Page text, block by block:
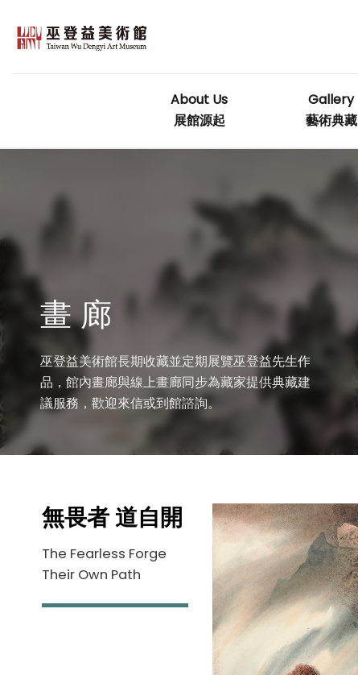
content
About Us
展館源起
Gallery
藝術典藏
畫 廊
巫登益美術館長期收藏並定期展覽巫登益先生作
品，館內畫廊與線上畫廊同步為藏家提供典藏建
議服務，歡迎來信或到館諮詢。
無畏者 道自開
The Fearless Forge
Their Own Path